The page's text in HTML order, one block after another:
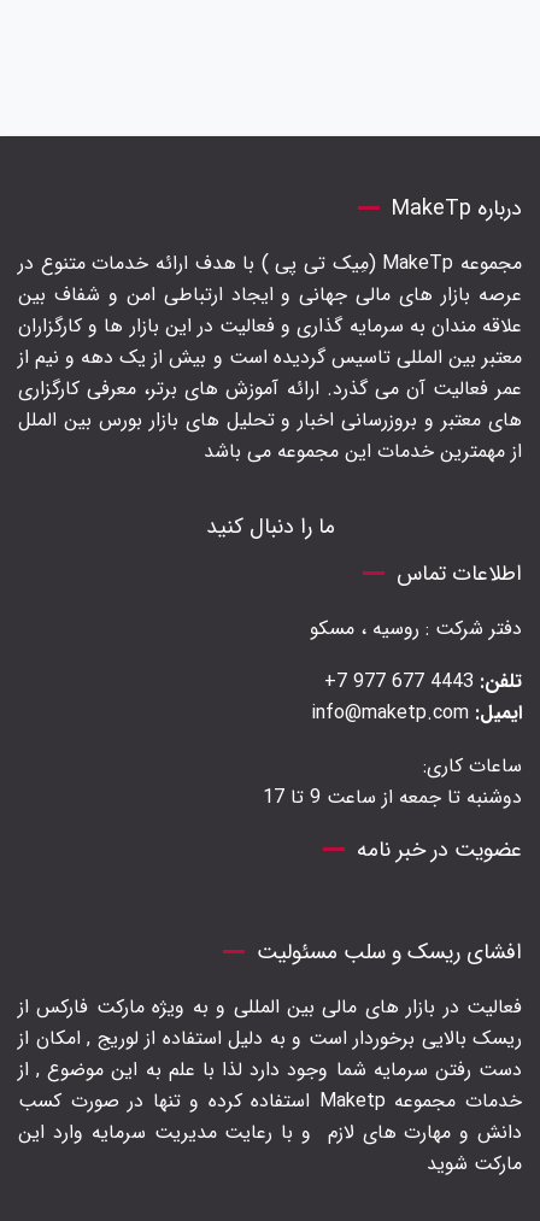
درباره MakeTp
مجموعه MakeTp (مِیک تی پی ) با هدف ارائه خدمات متنوع در
عرصه بازار های مالی جهانی و ایجاد ارتباطی امن و شفاف بین
علاقه مندان به سرمایه گذاری و فعالیت در این بازار ها و کارگزاران
معتبر بین المللی تاسیس گردیده است و بیش از یک دهه و نیم از
عمر فعالیت آن می گذرد. ارائه آموزش های برتر‍، معرفی کارگزاری
های معتبر و بروزرسانی اخبار و تحلیل های بازار بورس بین الملل
از مهمترین خدمات این مجموعه می باشد
ما را دنبال کنید
اطلاعات تماس
دفتر شرکت : روسیه ، مسکو
تلفن:
ایمیل:
ساعات کاری:
دوشنبه تا جمعه از ساعت 9 تا 17
عضویت در خبر نامه
افشای ریسک و سلب مسئولیت
فعالیت در بازار های مالی بین المللی و به ویژه مارکت فارکس از
ریسک بالایی برخوردار است و به دلیل استفاده از لوریج , امکان از
دست رفتن سرمایه شما وجود دارد لذا با علم به این موضوع , از
خدمات مجموعه Maketp استفاده کرده و تنها در صورت کسب
دانش و مهارت های لازم و با رعایت مدیریت سرمایه وارد این
مارکت شوید